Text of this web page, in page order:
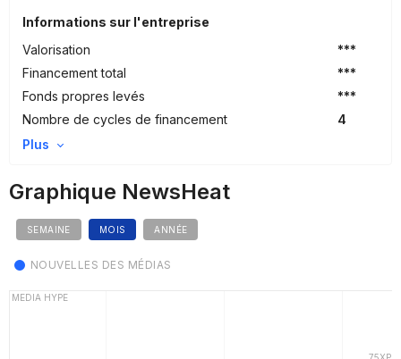
Informations sur l'entreprise
Valorisation
***
Financement total
***
Fonds propres levés
***
Nombre de cycles de financement
4
Plus
Graphique NewsHeat
SEMAINE MOIS ANNÉE
NOUVELLES DES MÉDIAS